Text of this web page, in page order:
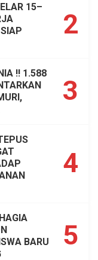
2
15–
3
!! 1.588
4
5
BARU